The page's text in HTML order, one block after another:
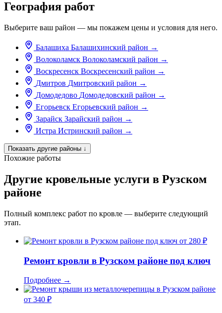
География работ
Выберите ваш район — мы покажем цены и условия для него.
Балашиха Балашихинский район →
Волоколамск Волоколамский район →
Воскресенск Воскресенский район →
Дмитров Дмитровский район →
Домодедово Домодедовский район →
Егорьевск Егорьевский район →
Зарайск Зарайский район →
Истра Истринский район →
Показать другие районы ↓
Похожие работы
Другие кровельные услуги в Рузском
районе
Полный комплекс работ по кровле — выберите следующий
этап.
от 280 ₽
Ремонт кровли в Рузском районе под ключ
Подробнее →
от 340 ₽